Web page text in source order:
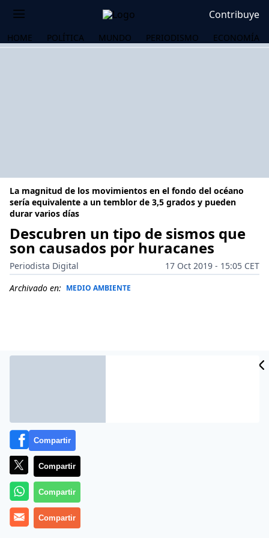
Contribuye
HOME POLÍTICA MUNDO PERIODISMO ECONOMÍA
La magnitud de los movimientos en el fondo del océano
sería equivalente a un temblor de 3,5 grados y pueden
durar varios días
Descubren un tipo de sismos que
son causados por huracanes
Periodista Digital
17 Oct 2019 - 15:05 CET
Archivado en: MEDIO AMBIENTE
Más información
Compartir
Compartir
Compartir
Compartir